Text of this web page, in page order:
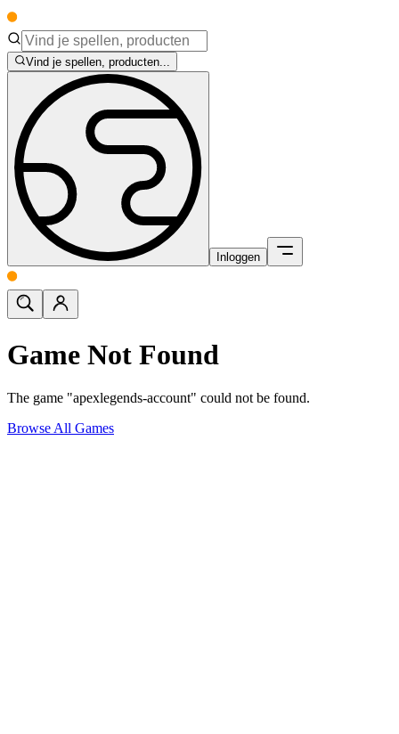
Vind je spellen, producten...
Inloggen
Game Not Found
The game "apexlegends-account" could not be found.
Browse All Games